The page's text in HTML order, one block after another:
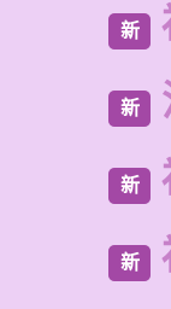
新
新
新
新